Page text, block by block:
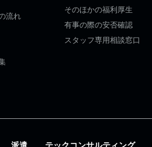
流れ
そのほかの福利厚生
有事の際の安否確認
スタッフ専用相談窓口